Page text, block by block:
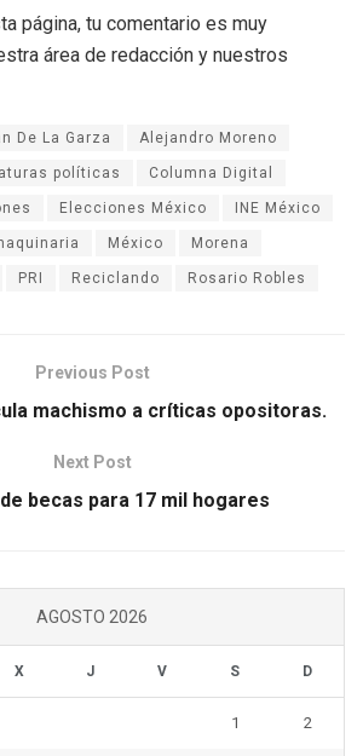
página, tu comentario es muy
área de redacción y nuestros
De La Garza Alejandro Moreno
políticas Columna Digital
Elecciones México INE México
México Morena
PRI Reciclando Rosario Robles
Previous Post
machismo a críticas opositoras.
Next Post
becas para 17 mil hogares
AGOSTO 2026
X J V S D
1 2